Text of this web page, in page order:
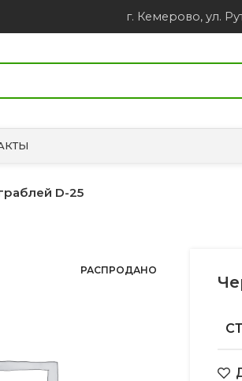
г. Кемерово, ул.
D-25
РАСПРОДАНО